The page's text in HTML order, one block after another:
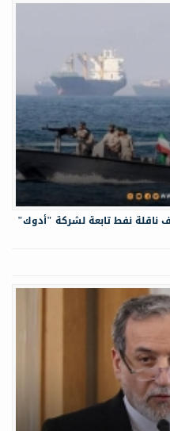
ناقلة نفط تابعة لشركة "أدوك"